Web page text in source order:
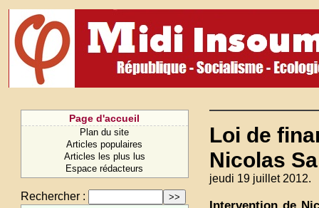
Page d'accueil
Plan du site
Articles populaires
Articles les plus lus
Espace rédacteurs
Rechercher :
Loi de
Nicolas
jeudi 19 juillet 2012.